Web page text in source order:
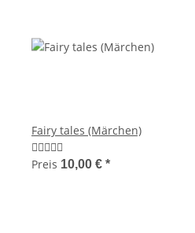
Fairy tales (Märchen)
Preis 10,00 € *